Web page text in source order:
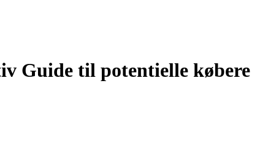
Guide til potentielle købere